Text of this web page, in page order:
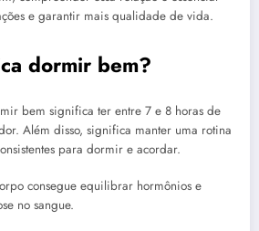
e garantir mais qualidade de vida.
dormir bem?
bem significa ter entre 7 e 8 horas de
Além disso, significa manter uma rotina
para dormir e acordar.
consegue equilibrar hormônios e
no sangue.